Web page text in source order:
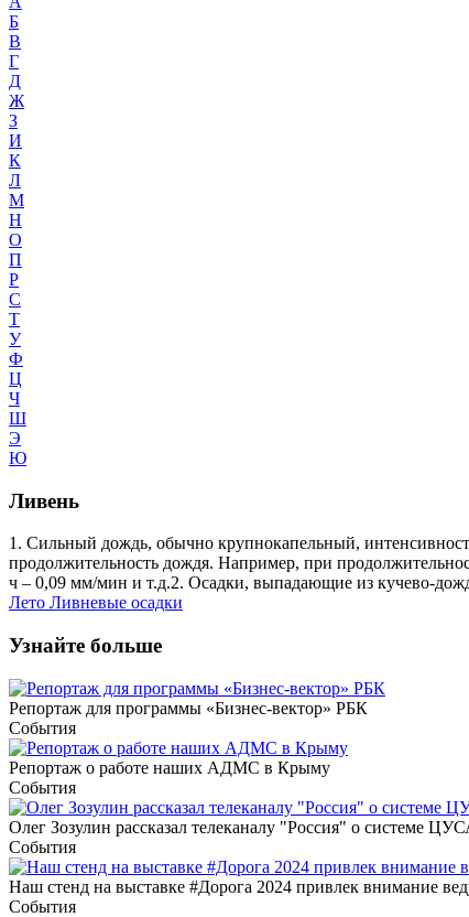
Б
В
Г
Д
Ж
З
И
К
Л
М
Н
О
П
Р
С
Т
У
Ф
Ц
Ч
Ш
Э
Ю
Ливень
1. Сильный дождь, обычно крупнокапельный,
продолжительность дождя. Например, при
ч – 0,09 мм/мин и т.д.2. Осадки, выпадающие из кучево-
Лето Ливневые осадки
Узнайте больше
Репортаж для программы «Бизнес-вектор» РБК
События
Репортаж о работе наших АДМС в Крыму
События
Олег Зозулин рассказал телеканалу "Россия" о системе
События
Наш стенд на выставке #Дорога 2024 привлек внимание
События